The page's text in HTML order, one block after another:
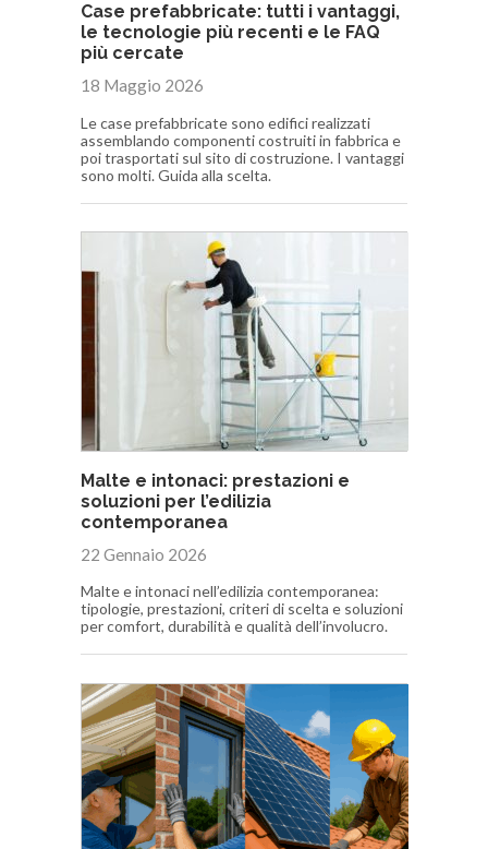
Case prefabbricate: tutti i vantaggi,
le tecnologie più recenti e le FAQ
più cercate
18 Maggio 2026
Le case prefabbricate sono edifici realizzati
assemblando componenti costruiti in fabbrica e
poi trasportati sul sito di costruzione. I vantaggi
sono molti. Guida alla scelta.
Malte e intonaci: prestazioni e
soluzioni per l’edilizia
contemporanea
22 Gennaio 2026
Malte e intonaci nell’edilizia contemporanea:
tipologie, prestazioni, criteri di scelta e soluzioni
per comfort, durabilità e qualità dell’involucro.